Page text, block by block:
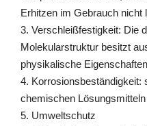
Erhitzen im Gebrauch nicht
3. Verschleißfestigkeit: Die
Molekularstruktur besitzt
physikalische Eigenschaften
4. Korrosionsbeständigkeit:
chemischen Lösungsmitteln
5. Umweltschutz